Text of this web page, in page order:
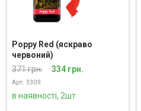
Poppy Red (яскраво
червоний)
371 грн.
334 грн.
Арт. 3309
в наявності, 2шт